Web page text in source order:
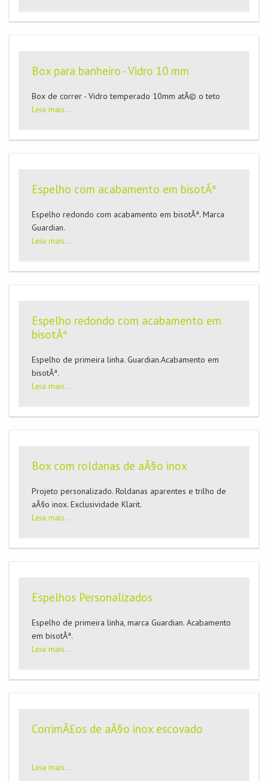
Box para banheiro - Vidro 10 mm
Box de correr - Vidro temperado 10mm atÃ© o teto
Leia mais...
Espelho com acabamento em bisotÃª
Espelho redondo com acabamento em bisotÃª. Marca
Guardian.
Leia mais...
Espelho redondo com acabamento em
bisotÃª
Espelho de primeira linha. Guardian.Acabamento em
bisotÃª.
Leia mais...
Box com roldanas de aÃ§o inox
Projeto personalizado. Roldanas aparentes e trilho de
aÃ§o inox. Exclusividade Klarit.
Leia mais...
Espelhos Personalizados
Espelho de primeira linha, marca Guardian. Acabamento
em bisotÃª.
Leia mais...
CorrimÃ£os de aÃ§o inox escovado
Leia mais...